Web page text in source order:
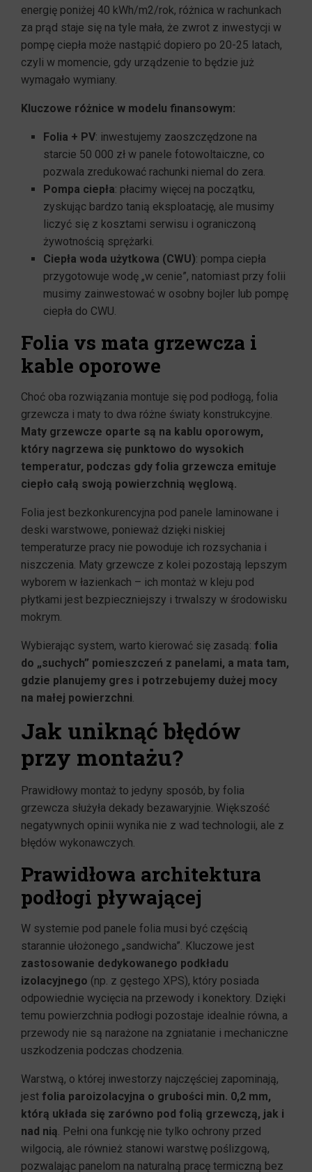
energię poniżej 40 kWh/m2/rok, różnica w rachunkach
za prąd staje się na tyle mała, że zwrot z inwestycji w
pompę ciepła może nastąpić dopiero po 20-25 latach,
czyli w momencie, gdy urządzenie to będzie już
wymagało wymiany.
Kluczowe różnice w modelu finansowym:
Folia + PV: inwestujemy zaoszczędzone na
starcie 50 000 zł w panele fotowoltaiczne, co
pozwala zredukować rachunki niemal do zera.
Pompa ciepła: płacimy więcej na początku,
zyskując bardzo tanią eksploatację, ale musimy
liczyć się z kosztami serwisu i ograniczoną
żywotnością sprężarki.
Ciepła woda użytkowa (CWU): pompa ciepła
przygotowuje wodę „w cenie”, natomiast przy folii
musimy zainwestować w osobny bojler lub pompę
ciepła do CWU.
Folia vs mata grzewcza i
kable oporowe
Choć oba rozwiązania montuje się pod podłogą, folia
grzewcza i maty to dwa różne światy konstrukcyjne.
Maty grzewcze oparte są na kablu oporowym,
który nagrzewa się punktowo do wysokich
temperatur, podczas gdy folia grzewcza emituje
ciepło całą swoją powierzchnią węglową.
Folia jest bezkonkurencyjna pod panele laminowane i
deski warstwowe, ponieważ dzięki niskiej
temperaturze pracy nie powoduje ich rozsychania i
niszczenia. Maty grzewcze z kolei pozostają lepszym
wyborem w łazienkach – ich montaż w kleju pod
płytkami jest bezpieczniejszy i trwalszy w środowisku
mokrym.
Wybierając system, warto kierować się zasadą: folia
do „suchych” pomieszczeń z panelami, a mata tam,
gdzie planujemy gres i potrzebujemy dużej mocy
na małej powierzchni
Jak uniknąć błędów
przy montażu?
Prawidłowy montaż to jedyny sposób, by folia
grzewcza służyła dekady bezawaryjnie. Większość
negatywnych opinii wynika nie z wad technologii, ale z
błędów wykonawczych.
Prawidłowa architektura
podłogi pływającej
W systemie pod panele folia musi być częścią
starannie ułożonego „sandwicha”. Kluczowe jest
zastosowanie dedykowanego podkładu
izolacyjnego (np. z gęstego XPS), który posiada
odpowiednie wycięcia na przewody i konektory. Dzięki
temu powierzchnia podłogi pozostaje idealnie równa, a
przewody nie są narażone na zgniatanie i mechaniczne
uszkodzenia podczas chodzenia.
Warstwą, o której inwestorzy najczęściej zapominają,
jest folia paroizolacyjna o grubości min. 0,2 mm,
którą układa się zarówno pod folią grzewczą, jak i
nad nią . Pełni ona funkcję nie tylko ochrony przed
wilgocią, ale również stanowi warstwę poślizgową,
pozwalając panelom na naturalną pracę termiczną bez